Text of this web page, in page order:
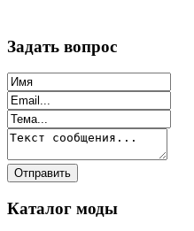
Задать вопрос
Каталог моды